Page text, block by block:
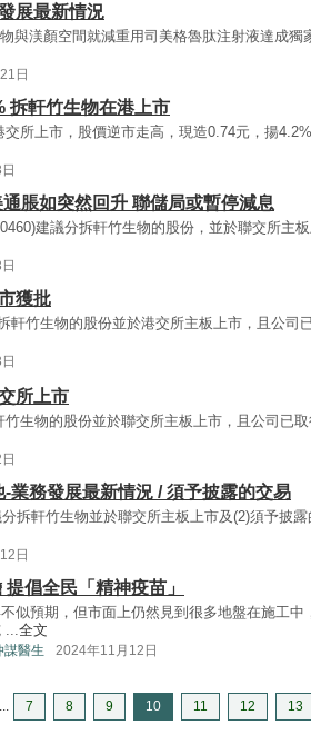
展最新情況
與渼顏空間就減重用司美格魯肽注射液達成獨
日
拆軒竹生物在港上市
交所上市，股價逆市走高，現造0.74元，揚
脹如突然回升 聯儲局或暫停減息
建議分拆軒竹生物的股份，並於聯交所主
獲批
軒竹生物的股份並於港交所主板上市，且公司
所上市
竹生物的股份並於聯交所主板上市，且公司已
業務發展最新情況 / 須予披露的交易
拆軒竹生物並於聯交所主板上市及(2)須予披露
日
倡全民「精神疫苗」
似預期，但市面上仍然見到很多地盤在施工中
全文
謀醫生 2024年11月12日
7 8 9 10 11 12 13